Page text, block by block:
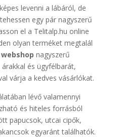
levenni a lábáról, de
egy pár nagyszerű
el a Telitalp.hu online
olyan terméket megtalál
nagyszerű
és ügyfélbarát,
várja a kedves vásárlókat.
lévő valamennyi
és hiteles forrásból
papucsok, utcai cipők,
egyaránt találhatók.